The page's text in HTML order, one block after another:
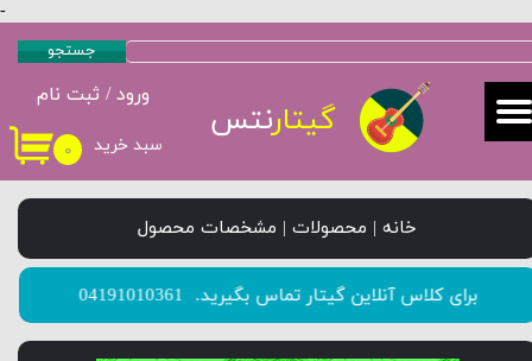
-
۰ سبد خرید
ورود / ثبت نام
حساب کاربری من
تغییر گذر واژه
خروج از حساب کاربری
گیتارنتس
جستجو
خانه | محصولات | مشخصات محصول
​​​​​​​برای کلاس آنلاین گیتار تماس بگیرید. 04191010361